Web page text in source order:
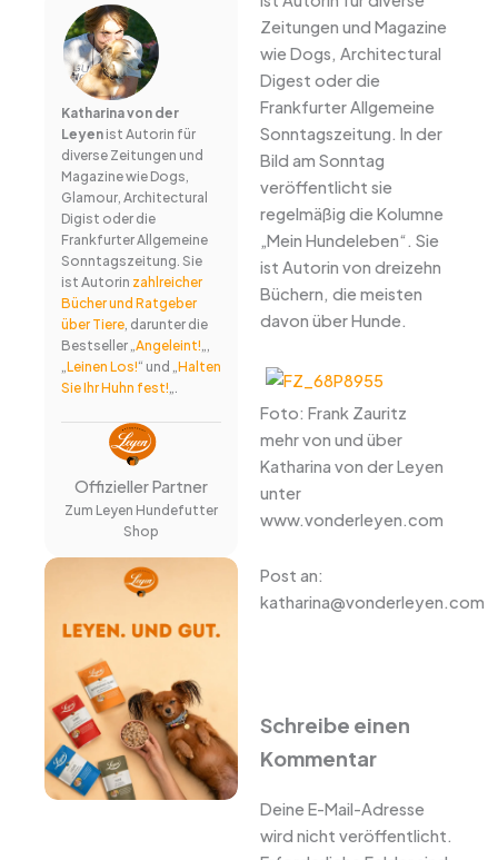
Katharina von der
Leyenist Autorin für
diverse Zeitungen und
Magazine wie Dogs,
Glamour, Architectural
Digist oder die
Frankfurter Allgemeine
Sonntagszeitung. Sie
ist Autorin zahlreicher
Bücher und Ratgeber
über Tiere, darunter die
Bestseller „Angeleint!„,
„Leinen Los!“ und „Halten
Sie Ihr Huhn fest!„.
Offizieller Partner
Zum Leyen Hundefutter
Shop
Zeitungen und Magazine
wie Dogs, Architectural
Digest oder die
Frankfurter Allgemeine
Sonntagszeitung. In der
Bild am Sonntag
veröffentlicht sie
regelmäßig die Kolumne
„Mein Hundeleben“. Sie
ist Autorin von dreizehn
Büchern, die meisten
davon über Hunde.
Foto: Frank Zauritz
mehr von und über
Katharina von der Leyen
unter
www.vonderleyen.com
Post an:
katharina@vonderleyen.com
Schreibe einen
Kommentar
Deine E-Mail-Adresse
wird nicht veröffentlicht.